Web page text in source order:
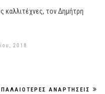
καλλιτέχνες, τον Δημήτρη
2018
ΠΑΛΑΙΌΤΕΡΕΣ ΑΝΑΡΤΉΣΕΙΣ